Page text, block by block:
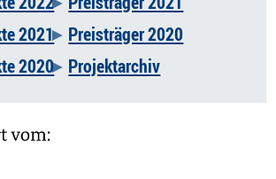
2021
Preisträger 2020
2020
Projektarchiv